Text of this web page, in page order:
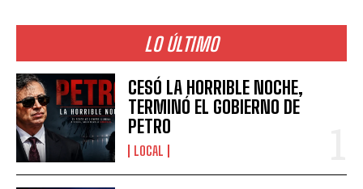
LO ÚLTIMO
CESÓ LA HORRIBLE NOCHE,
TERMINÓ EL GOBIERNO DE
PETRO
LOCAL